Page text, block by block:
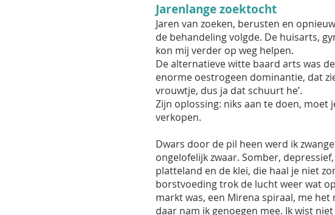
Jarenlange zoektocht
Jaren van zoeken, berusten en
de behandeling volgde. De huisarts,
kon mij verder op weg helpen.
De alternatieve witte baard arts was
enorme oestrogeen dominantie, dat
vrouwtje, dus ja dat schuurt he’.
Zijn oplossing: niks aan te doen, moet
verkopen.
Dwars door de pil heen werd ik
ongelofelijk zwaar. Somber,
platteland en de klei, die haal je niet
borstvoeding trok de lucht weer wat
markt was, een Mirena spiraal, me het
daar nam ik genoegen mee. Ik wist